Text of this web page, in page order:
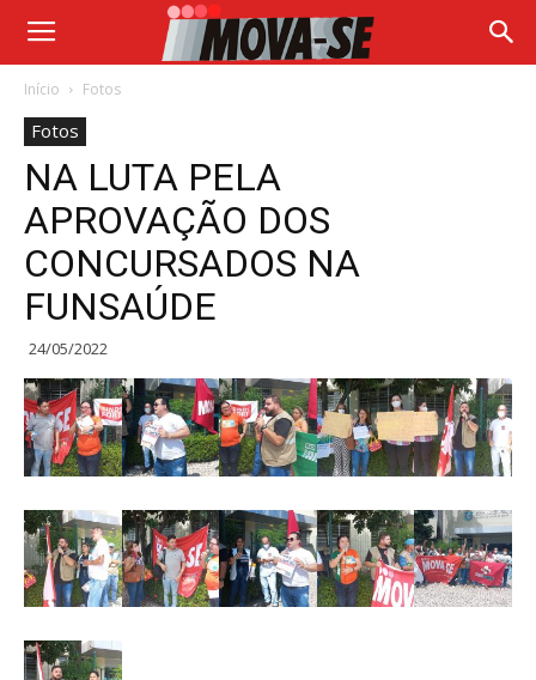
Início Fotos
Fotos
NA LUTA PELA
APROVAÇÃO DOS
CONCURSADOS NA
FUNSAÚDE
24/05/2022